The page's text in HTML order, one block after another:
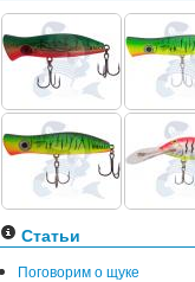
Статьи
Поговорим о щуке